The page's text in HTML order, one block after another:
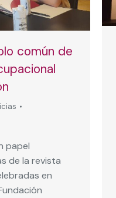
común de
papel
de la revista
en